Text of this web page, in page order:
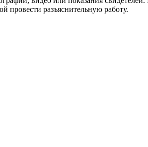
разъяснительную работу.